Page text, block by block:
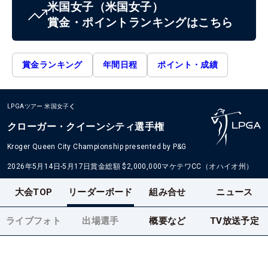
米国女子 （米国女子）
賞金・ポイントランキングはこちら
賞金ランキング 年間日程 ポイント・成績
LPGAツアー 米国女子
クローガー・クイーンシティ選手権
Kroger Queen City Championship presented by P&G
2026年5月14日-5月17日賞金総額 $2,000,000マケテワCC（オハイオ州）
大会TOP リーダーボード 組み合せ ニュース
ライブフォト 出場選手 概要など TV放送予定